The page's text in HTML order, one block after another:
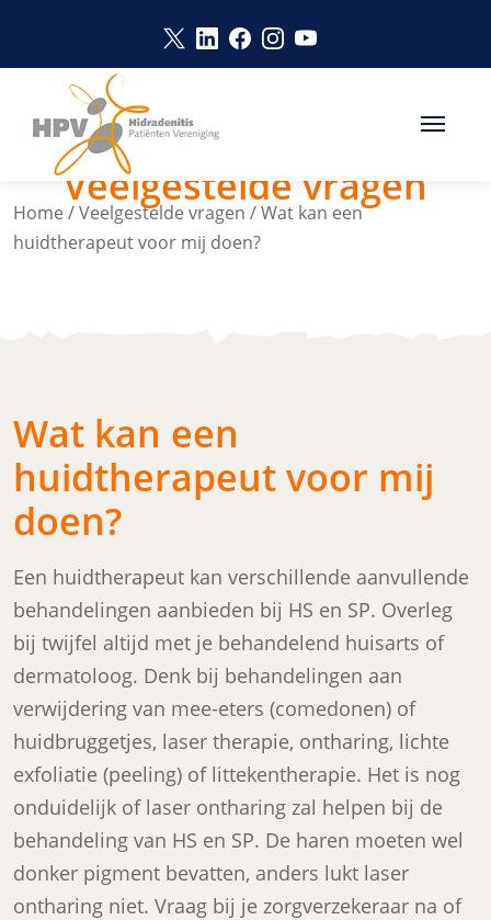
Link opent in een nieuw venster
Link opent in een nieuw
Link opent in een nieuw
Link opent in een
Link opent in een
Home /Veelgestelde vragen /Wat kan een
huidtherapeut voor mij doen?
Veelgestelde vragen
Wat kan een
huidtherapeut voor mij
doen?
Een huidtherapeut kan verschillende aanvullende
behandelingen aanbieden bij HS en SP. Overleg
bij twijfel altijd met je behandelend huisarts of
dermatoloog. Denk bij behandelingen aan
verwijdering van mee-eters (comedonen) of
huidbruggetjes, laser therapie, ontharing, lichte
exfoliatie (peeling) of littekentherapie. Het is nog
onduidelijk of laser ontharing zal helpen bij de
behandeling van HS en SP. De haren moeten wel
donker pigment bevatten, anders lukt laser
ontharing niet. Vraag bij je zorgverzekeraar na of